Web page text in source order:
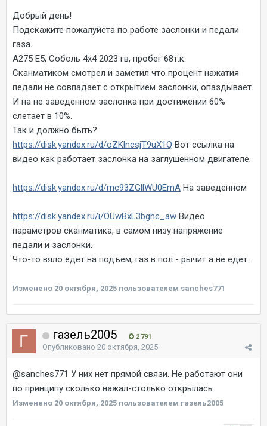
Добрый день!
Подскажите пожалуйста по работе заслонки и педали
газа.
А275 Е5, Соболь 4х4 2023 гв, пробег 68т.к.
Сканматиком смотрел и заметил что процент нажатия
педали не совпадает с открытием заслонки, опаздывает.
И на не заведенном заслонка при достижении 60%
слетает в 10%.
Так и должно быть?
https://disk.yandex.ru/d/oZKlncsjT9uX1Q Вот ссылка на
видео как работает заслонка на заглушенном двигателе.
https://disk.yandex.ru/d/mc93ZGllWU0EmA На заведенном
https://disk.yandex.ru/i/OUwBxL3bghc_aw Видео
параметров сканматика, в самом низу напряжение
педали и заслонки.
Что-то вяло едет на подъем, газ в пол - рычит а не едет.
Изменено 20 октября, 2025 пользователем sanches771
газель2005 2 791
Опубликовано 20 октября, 2025
@sanches771 У них нет прямой связи. Не работают они
по принципу сколько нажал-столько открылась.
Изменено 20 октября, 2025 пользователем газель2005